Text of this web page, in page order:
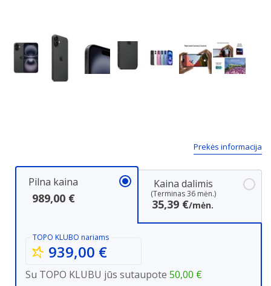
Prekės informacija
Pilna kaina
989,00 €
Kaina dalimis
(Terminas 36 mėn.)
35,39 €/mėn.
TOPO KLUBO nariams
939,00 €
Su TOPO KLUBU jūs sutaupote 50,00 €